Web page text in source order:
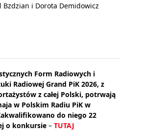
Bzdzian i Dorota Demidowicz
Form Radiowych i
Radiowej Grand PiK 2026, z
z całej Polski, potrwają
w Polskim Radiu PiK w
do niego 22
o konkursie – TUTAJ